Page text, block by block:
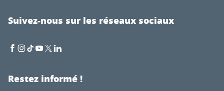
Suivez-nous sur les réseaux sociaux
Restez informé !